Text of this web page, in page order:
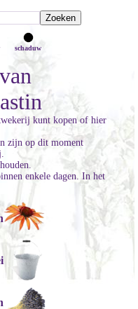
schaduw
kunt kopen of hier
zijn op dit moment
enkele dagen. In het